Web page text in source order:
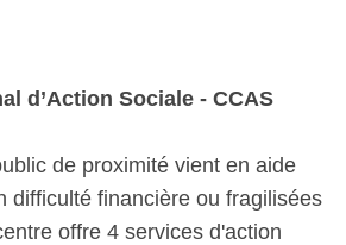
d’Action Sociale - CCAS
de proximité vient en aide
difficulté financière ou fragilisées
offre 4 services d'action